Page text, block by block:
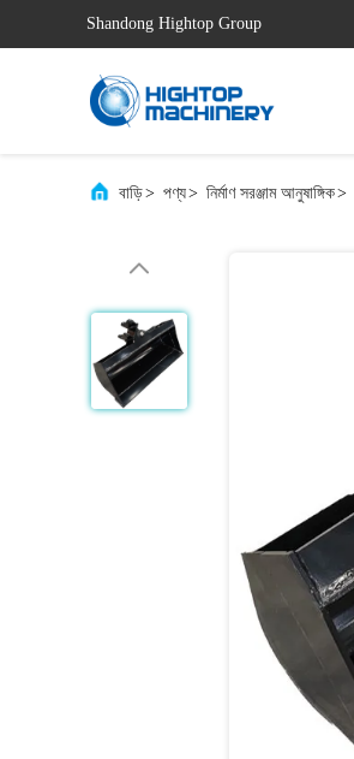
Shandong Hightop Group
বাড়ি> পণ্য> নির্মাণ সরঞ্জাম আনুষাঙ্গিক>